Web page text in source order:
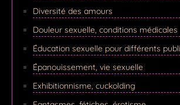
Diversité des amours
Douleur sexuelle, conditions médicales
Éducation sexuelle pour différents
Épanouissement, vie sexuelle
Exhibitionnisme, cuckolding